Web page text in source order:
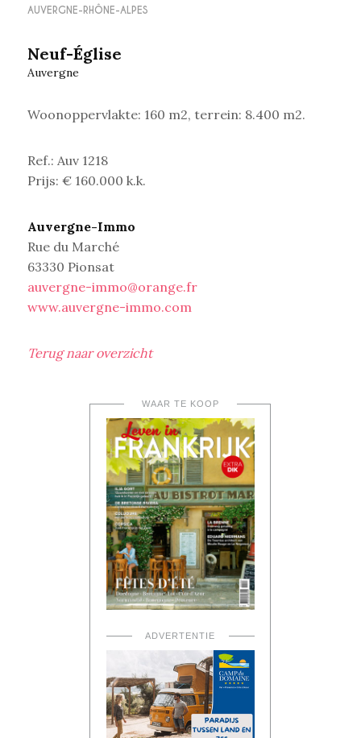
AUVERGNE-RHÔNE-ALPES
Neuf-Église
Auvergne
Woonoppervlakte: 160 m2, terrein: 8.400 m2.
Ref.: Auv 1218
Prijs: € 160.000 k.k.
Auvergne-Immo
Rue du Marché
63330 Pionsat
auvergne-immo@orange.fr
www.auvergne-immo.com
Terug naar overzicht
WAAR TE KOOP
ADVERTENTIE